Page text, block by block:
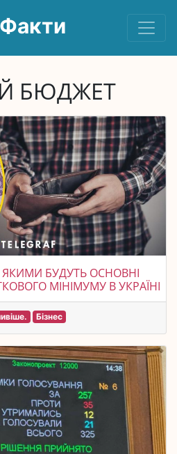
Факти
БЮДЖЕТ
ЯКИМИ БУДУТЬ ОСНОВНІ
МІНІМУМУ В УКРАЇНІ
Бізнес